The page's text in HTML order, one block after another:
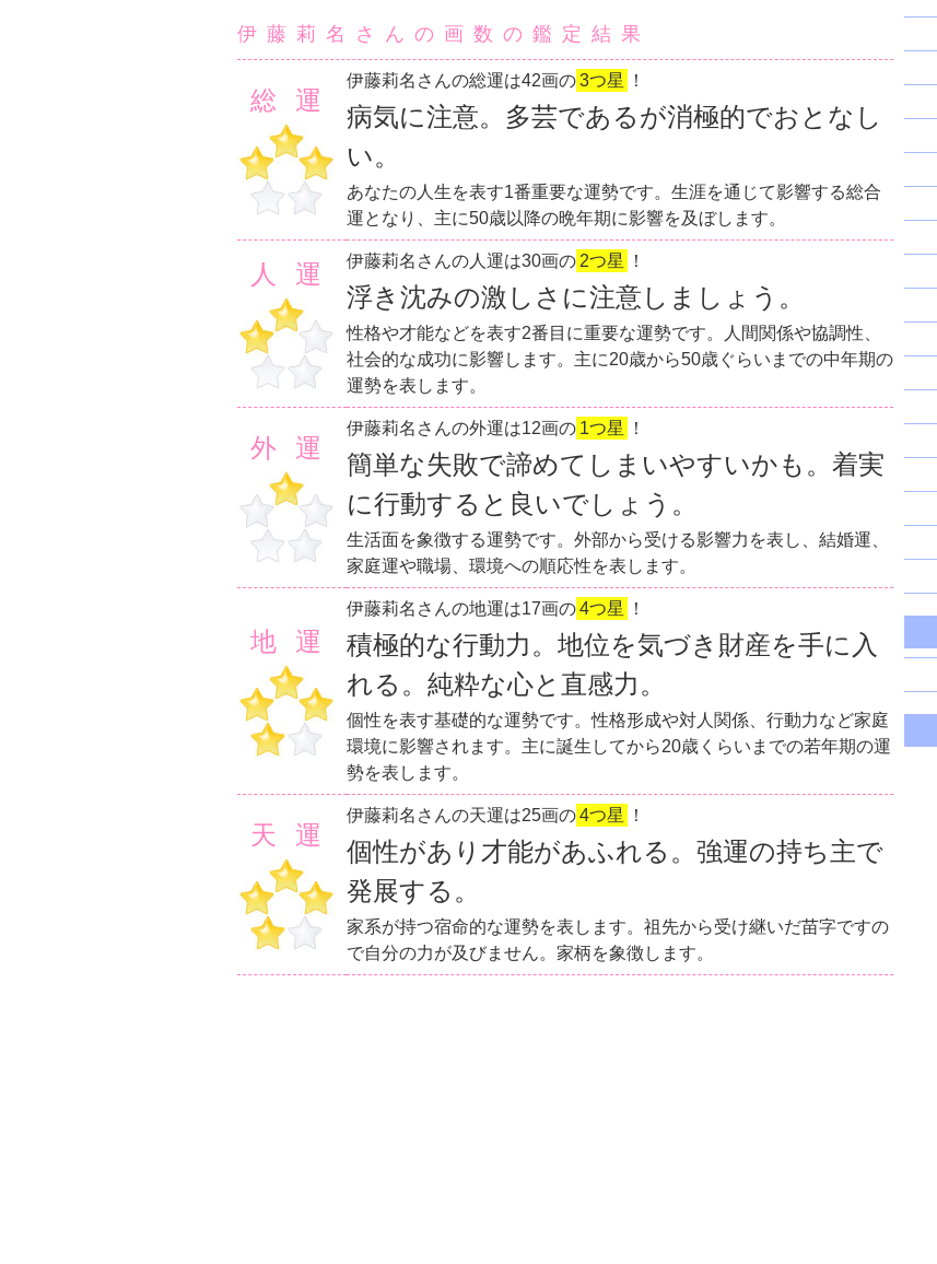
伊藤莉名さんの画数の鑑定結果
総運
伊藤莉名さんの総運は42画の3つ星 ！
病気に注意。多芸であるが消極的でおとなし
い。
あなたの人生を表す1番重要な運勢です。生涯を通じて影響する総合
運となり、主に50歳以降の晩年期に影響を及ぼします。
人運 伊藤莉名さんの人運は30画の 2つ星 ！
浮き沈みの激しさに注意しましょう。
性格や才能などを表す2番目に重要な運勢です。人間関係や協調性、
社会的な成功に影響します。主に20歳から50歳ぐらいまでの中年期の
運勢を表します。
外運
伊藤莉名さんの外運は12画の 1つ星 ！
簡単な失敗で諦めてしまいやすいかも。着実
に行動すると良いでしょう。
生活面を象徴する運勢です。外部から受ける影響力を表し、結婚運、
家庭運や職場、環境への順応性を表します。
地運
伊藤莉名さんの地運は17画の4つ星 ！
積極的な行動力。地位を気づき財産を手に入
れる。純粋な心と直感力。
個性を表す基礎的な運勢です。性格形成や対人関係、行動力など家庭
環境に影響されます。主に誕生してから20歳くらいまでの若年期の運
勢を表します。
天運
伊藤莉名さんの天運は25画の4つ星 ！
個性があり才能があふれる。強運の持ち主で
発展する。
家系が持つ宿命的な運勢を表します。祖先から受け継いだ苗字ですの
で自分の力が及びません。家柄を象徴します。